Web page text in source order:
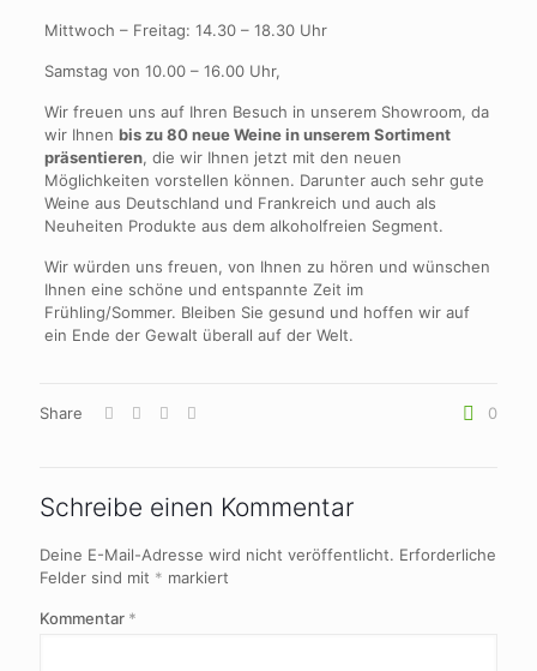
Mittwoch – Freitag: 14.30 – 18.30 Uhr
Samstag von 10.00 – 16.00 Uhr,
Wir freuen uns auf Ihren Besuch in unserem Showroom, da
wir Ihnen bis zu 80 neue Weine in unserem Sortiment
präsentieren, die wir Ihnen jetzt mit den neuen
Möglichkeiten vorstellen können. Darunter auch sehr gute
Weine aus Deutschland und Frankreich und auch als
Neuheiten Produkte aus dem alkoholfreien Segment.
Wir würden uns freuen, von Ihnen zu hören und wünschen
Ihnen eine schöne und entspannte Zeit im
Frühling/Sommer. Bleiben Sie gesund und hoffen wir auf
ein Ende der Gewalt überall auf der Welt.
Share 0
Schreibe einen Kommentar
Deine E-Mail-Adresse wird nicht veröffentlicht. Erforderliche
Felder sind mit * markiert
Kommentar *